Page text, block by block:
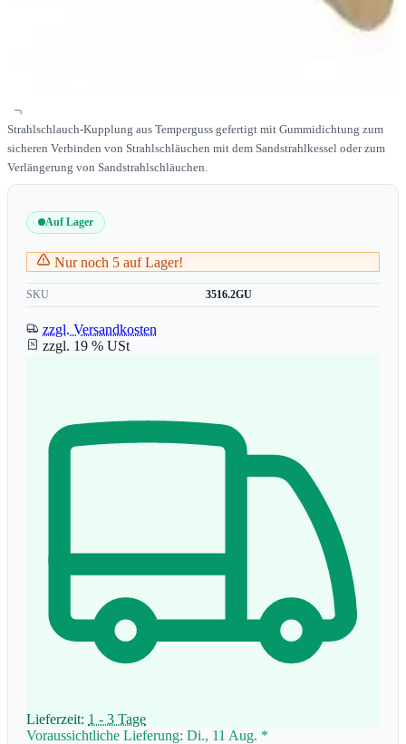
Strahlschlauch-Kupplung aus Temperguss gefertigt mit Gummidichtung zum
sicheren Verbinden von Strahlschläuchen mit dem Sandstrahlkessel oder zum
Verlängerung von Sandstrahlschläuchen.
Auf Lager
Nur noch 5 auf Lager!
SKU 3516.2GU
zzgl. Versandkosten
zzgl. 19 % USt
Lieferzeit: 1 - 3 Tage
Voraussichtliche Lieferung: Di., 11 Aug. *